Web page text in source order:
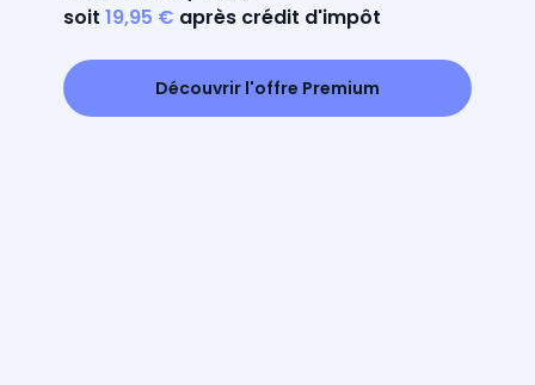
soit 19,95 € après crédit d'impôt
Découvrir l'offre Premium